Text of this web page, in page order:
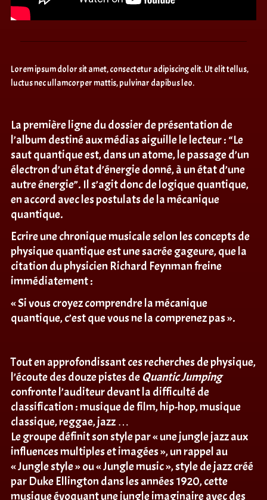
Lorem ipsum dolor sit amet, consectetur adipiscing elit. Ut elit tellus,
luctus nec ullamcorper mattis, pulvinar dapibus leo.
La première ligne du dossier de présentation de
l’album destiné aux médias aiguille le lecteur : “Le
saut quantique est, dans un atome, le passage d’un
électron d’un état d’énergie donné, à un état d’une
autre énergie”. Il s’agit donc de logique quantique,
en accord avec les postulats de la mécanique
quantique.
Ecrire une chronique musicale selon les concepts de
physique quantique est une sacrée gageure, que la
citation du physicien Richard Feynman freine
immédiatement :
« Si vous croyez comprendre la mécanique
quantique, c’est que vous ne la comprenez pas ».
Tout en approfondissant ces recherches de physique,
l’écoute des douze pistes de Quantic Jumping
confronte l’auditeur devant la difficulté de
classification : musique de film, hip-hop, musique
classique, reggae, jazz …
Le groupe définit son style par « une jungle jazz aux
influences multiples et imagées », un rappel au
« Jungle style » ou « Jungle music », style de jazz créé
par Duke Ellington dans les années 1920, cette
musique évoquant une jungle imaginaire avec des